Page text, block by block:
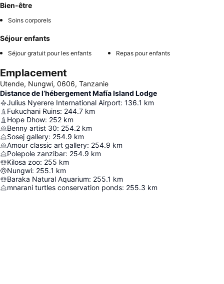
Bien-être
Soins corporels
Séjour enfants
Séjour gratuit pour les enfants Repas pour enfants
Emplacement
Utende, Nungwi, 0606, Tanzanie
Distance de l’hébergement Mafía Island Lodge
Julius Nyerere International Airport: 136.1 km
Fukuchani Ruins: 244.7 km
Hope Dhow: 252 km
Benny artist 30: 254.2 km
Sosej gallery: 254.9 km
Amour classic art gallery: 254.9 km
Polepole zanzibar: 254.9 km
Kilosa zoo: 255 km
Nungwi: 255.1 km
Baraka Natural Aquarium: 255.1 km
mnarani turtles conservation ponds: 255.3 km